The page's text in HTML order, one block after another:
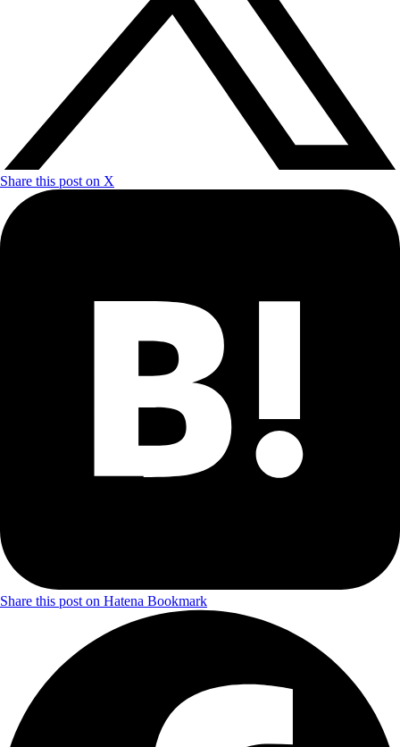
Share this post on X
Share this post on Hatena Bookmark